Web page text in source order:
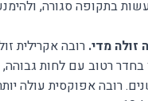
בתקופה סגורה,
רובה אקרילית
רטוב עם לחות גבוהה,
תוך 3–5 שנים. רובה אפוקסית עולה